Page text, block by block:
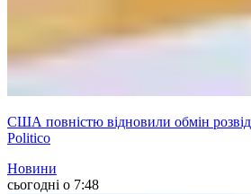
США повністю відновили обмін
Politico
Новини
сьогодні о 7:48